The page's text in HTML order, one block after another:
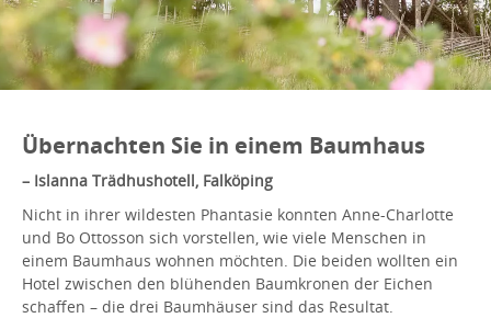
Übernachten Sie in einem Baumhaus
– Islanna Trädhushotell, Falköping
Nicht in ihrer wildesten Phantasie konnten Anne-Charlotte
und Bo Ottosson sich vorstellen, wie viele Menschen in
einem Baumhaus wohnen möchten. Die beiden wollten ein
Hotel zwischen den blühenden Baumkronen der Eichen
schaffen – die drei Baumhäuser sind das Resultat.